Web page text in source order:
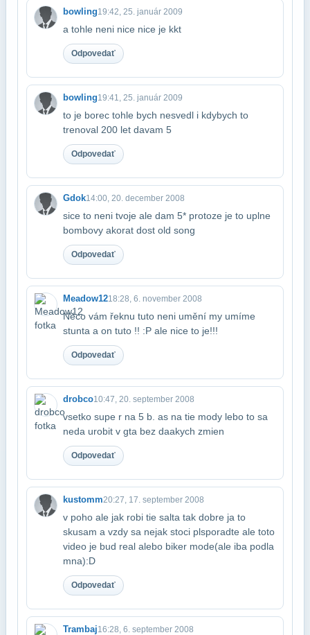
bowling19:42, 25. január 2009
a tohle neni nice nice je kkt
Odpovedať
bowling19:41, 25. január 2009
to je borec tohle bych nesvedl i kdybych to
trenoval 200 let davam 5
Odpovedať
Gdok14:00, 20. december 2008
sice to neni tvoje ale dam 5* protoze je to uplne
bombovy akorat dost old song
Odpovedať
Meadow1218:28, 6. november 2008
Něco vám řeknu tuto neni umění my umíme
stunta a on tuto !! :P ale nice to je​!!!
Odpovedať
drobco10:47, 20. september 2008
vsetko supe r na 5 b. as na tie mody lebo to sa
neda urobit v gta bez daakych zmien
Odpovedať
kustomm20:27, 17. september 2008
v poho ale jak robi tie salta tak dobre ja to
skusam a vzdy sa nejak stoci pls​poradte ale toto
video je bud real alebo biker mode(ale iba podla
mna):D
Odpovedať
Trambaj16:28, 6. september 2008